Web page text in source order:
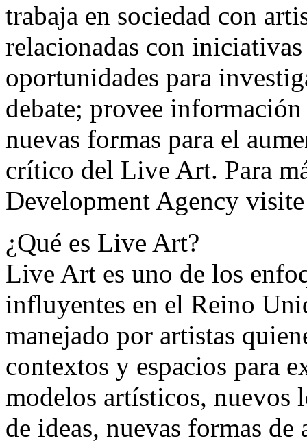
trabaja en sociedad con
relacionadas con
oportunidades para
debate; provee
nuevas formas para el
crítico del Live Art. Para
Development Agency visite
¿Qué es Live Art?
Live Art es uno de los
influyentes en el Reino
manejado por artistas
contextos y espacios para
modelos artísticos, nuevos
de ideas, nuevas formas